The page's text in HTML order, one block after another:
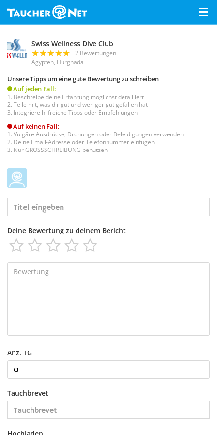
Swiss Wellness Dive Club
2 Bewertungen
Ägypten, Hurghada
Unsere Tipps um eine gute Bewertung zu schreiben
Auf jeden Fall:
Beschreibe deine Erfahrung möglichst detailliert
Teile mit, was dir gut und weniger gut gefallen hat
Integriere hilfreiche Tipps oder Empfehlungen
Auf keinen Fall:
Vulgäre Ausdrücke, Drohungen oder Beleidigungen verwenden
Deine Email-Adresse oder Telefonnummer einfügen
Nur GROSSSCHREIBUNG benutzen
Deine Bewertung zu deinem Bericht
    
Anz. TG
Tauchbrevet